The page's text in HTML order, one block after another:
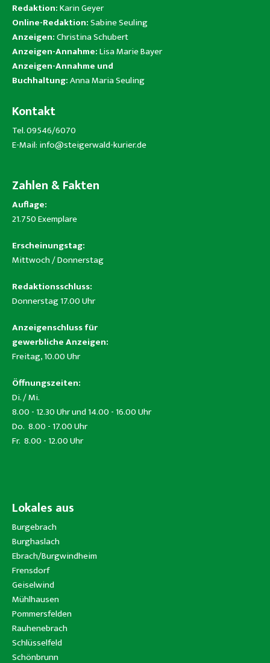
Redaktion:Karin Geyer
Online-Redaktion:Sabine Seuling
Anzeigen:Christina Schubert
Anzeigen-Annahme:Lisa Marie Bayer
Anzeigen-Annahme und
Buchhaltung:Anna Maria Seuling
Kontakt
Tel. 09546/6070
E-Mail: info@steigerwald-kurier.de
Zahlen & Fakten
Auflage:
21.750 Exemplare
Erscheinungstag:
Mittwoch / Donnerstag
Redaktionsschluss:
Donnerstag 17.00 Uhr
Anzeigenschluss für
gewerbliche Anzeigen:
Freitag, 10.00 Uhr
Öffnungszeiten:
Di. / Mi.
8.00 - 12.30 Uhr und 14.00 - 16.00 Uhr
Do. 8.00 - 17.00 Uhr
Fr. 8.00 - 12.00 Uhr
Lokales aus
Burgebrach
Burghaslach
Ebrach/Burgwindheim
Frensdorf
Geiselwind
Mühlhausen
Pommersfelden
Rauhenebrach
Schlüsselfeld
Schönbrunn